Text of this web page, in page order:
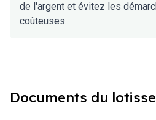
de l'argent et évitez les
coûteuses.
Documents du